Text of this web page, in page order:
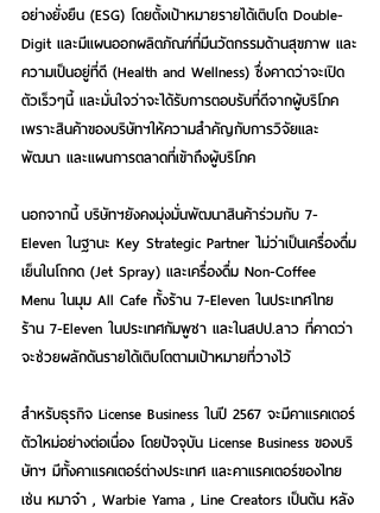
อย่างยั่งยืน (ESG) โดยตั้งเป้าหมายรายได้เติบโต Double-
Digit และมีแผนออกผลิตภัณฑ์ที่มีนวัตกรรมด้านสุขภาพ และ
ความเป็นอยู่ที่ดี (Health and Wellness) ซึ่งคาดว่าจะเปิด
ตัวเร็วๆนี้ และมั่นใจว่าจะได้รับการตอบรับที่ดีจากผู้บริโภค
เพราะสินค้าของบริษัทฯให้ความสำคัญกับการวิจัยและ
พัฒนา และแผนการตลาดที่เข้าถึงผู้บริโภค
นอกจากนี้ บริษัทฯยังคงมุ่งมั่นพัฒนาสินค้าร่วมกับ 7-
Eleven ในฐานะ Key Strategic Partner ไม่ว่าเป็นเครื่องดื่ม
เย็นในโถกด (Jet Spray) และเครื่องดื่ม Non-Coffee
Menu ในมุม All Cafe ทั้งร้าน 7-Eleven ในประเทศไทย
ร้าน 7-Eleven ในประเทศกัมพูชา และในสปป.ลาว ที่คาดว่า
จะช่วยผลักดันรายได้เติบโตตามเป้าหมายที่วางไว้
สำหรับธุรกิจ License Business ในปี 2567 จะมีคาแรคเตอร์
ตัวใหม่อย่างต่อเนื่อง โดยปัจจุบัน License Business ของบริ
ษัทฯ มีทั้งคาแรคเตอร์ต่างประเทศ และคาแรคเตอร์ของไทย
เช่น หมาจ๋า , Warbie Yama , Line Creators เป็นต้น หลัง